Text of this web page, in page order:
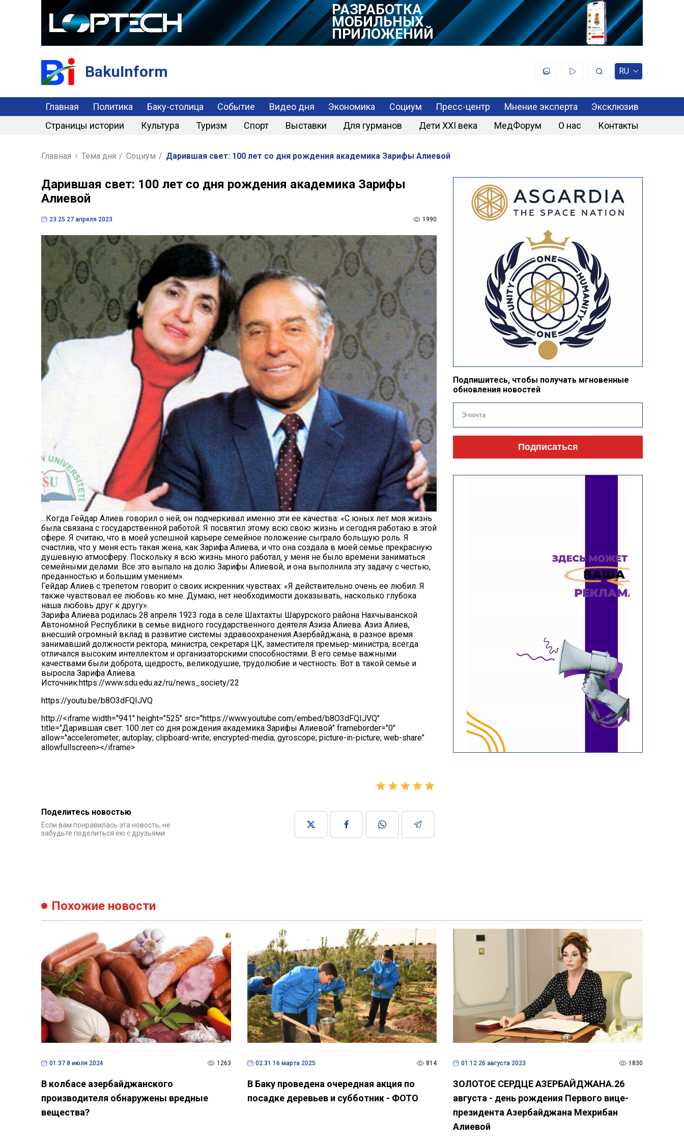
РАЗРАБОТКА
МОБИЛЬНЫХ
ПРИЛОЖЕНИЙ
BakuInform RU
Главная Политика Баку-столица Событие Видео дня Экономика Социум Пресс-центр Мнение эксперта
Эксклюзив
Страницы истории
Культура Туризм Спорт Выставки Для гурманов Дети XXI века МедФорум О нас Контакты
Главная Тема дня / Социум / Дарившая свет: 100 лет со дня рождения академика Зарифы Алиевой
Дарившая свет: 100 лет со дня рождения академика Зарифы
Алиевой
23:25 27 апреля 2023 1990
...Когда Гейдар Алиев говорил о ней, он подчеркивал именно эти ее качества: «С юных лет моя жизнь
была связана с государственной работой. Я посвятил этому всю свою жизнь и сегодня работаю в этой
сфере. Я считаю, что в моей успешной карьере семейное положение сыграло большую роль. Я
счастлив, что у меня есть такая жена, как Зарифа Алиева, и что она создала в моей семье прекрасную
душевную атмосферу. Поскольку я всю жизнь много работал, у меня не было времени заниматься
семейными делами. Все это выпало на долю Зарифы Алиевой, и она выполнила эту задачу с честью,
преданностью и большим умением».
Гейдар Алиев с трепетом говорит о своих искренних чувствах: «Я действительно очень ее любил. Я
также чувствовал ее любовь ко мне. Думаю, нет необходимости доказывать, насколько глубока
наша любовь друг к другу».
Зарифа Алиева родилась 28 апреля 1923 года в селе Шахтахты Шарурского района Нахчыванской
Автономной Республики в семье видного государственного деятеля Азиза Алиева. Азиз Алиев,
внесший огромный вклад в развитие системы здравоохранения Азербайджана, в разное время
занимавший должности ректора, министра, секретаря ЦК, заместителя премьер-министра, всегда
отличался высоким интеллектом и организаторскими способностями. В его семье важными
качествами были доброта, щедрость, великодушие, трудолюбие и честность. Вот в такой семье и
выросла Зарифа Алиева.
Источник:https://www.sdu.edu.az/ru/news_society/22
https://youtu.be/b8O3dFQIJVQ
http://<iframe width="941" height="525" src="https://www.youtube.com/embed/b8O3dFQIJVQ"
title="Дарившая свет: 100 лет со дня рождения академика Зарифы Алиевой" frameborder="0"
allow="accelerometer; autoplay; clipboard-write; encrypted-media; gyroscope; picture-in-picture; web-share"
allowfullscreen></iframe>
Поделитесь новостью
Если вам понравилась эта новость, не
забудьте поделиться ею с друзьями
Подпишитесь, чтобы получать мгновенные
обновления новостей
Подписаться
Похожие новости
01:37 8 июля 2024 1263
В колбасе азербайджанского
производителя обнаружены вредные
вещества?
02:31 16 марта 2025 814
В Баку проведена очередная акция по
посадке деревьев и субботник - ФОТО
01:12 26 августа 2023 1830
ЗОЛОТОЕ СЕРДЦЕ АЗЕРБАЙДЖАНА.26
августа - день рождения Первого вице-
президента Азербайджана Мехрибан
Алиевой